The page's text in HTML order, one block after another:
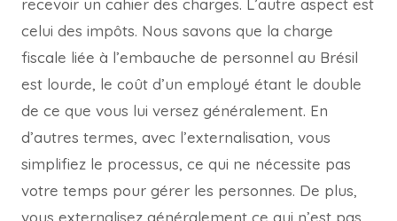
recevoir un cahier des charges. L’autre aspect est
celui des impôts. Nous savons que la charge
fiscale liée à l’embauche de personnel au Brésil
est lourde, le coût d’un employé étant le double
de ce que vous lui versez généralement. En
d’autres termes, avec l’externalisation, vous
simplifiez le processus, ce qui ne nécessite pas
votre temps pour gérer les personnes. De plus,
vous externalisez généralement ce qui n’est pas